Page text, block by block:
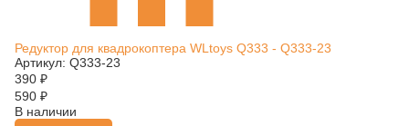
Редуктор для квадрокоптера WLtoys Q333 - Q333-23
Артикул: Q333-23
390 ₽
590 ₽
В наличии